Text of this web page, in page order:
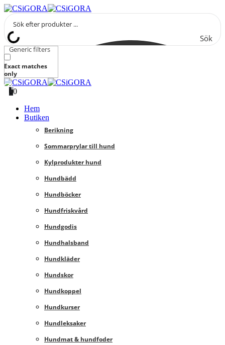
Sök
Generic filters
Exact matches
only
00
Hem
Butiken
Berikning
Sommarprylar till hund
Kylprodukter hund
Hundbädd
Hundböcker
Hundfriskvård
Hundgodis
Hundhalsband
Hundkläder
Hundskor
Hundkoppel
Hundkurser
Hundleksaker
Hundmat & hundfoder